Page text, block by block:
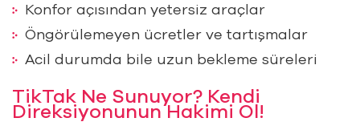
Konfor açısından yetersiz araçlar
Öngörülemeyen ücretler ve tartışmalar
Acil durumda bile uzun bekleme süreleri
TikTak Ne Sunuyor? Kendi
Direksiyonunun Hakimi Ol!